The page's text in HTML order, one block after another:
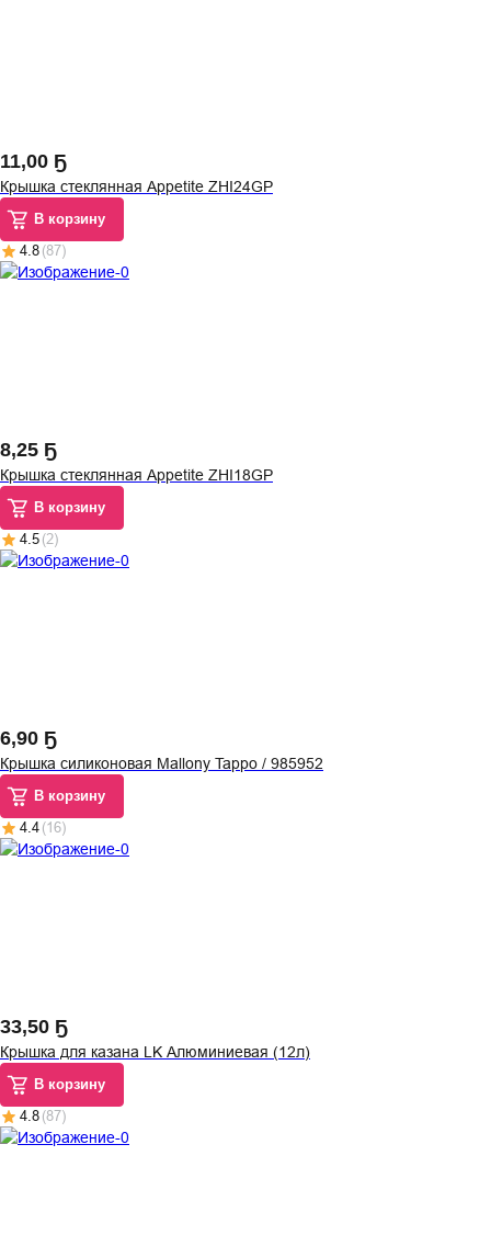
11,00 Ҕ
Крышка стеклянная Appetite ZHI24GP
В корзину
4.8 (87)
8,25 Ҕ
Крышка стеклянная Appetite ZHI18GP
В корзину
4.5 (2)
6,90 Ҕ
Крышка силиконовая Mallony Tappo / 985952
В корзину
4.4 (16)
33,50 Ҕ
Крышка для казана LK Алюминиевая (12л)
В корзину
4.8 (87)